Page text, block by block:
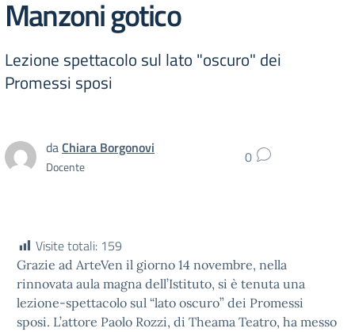
Manzoni gotico
Lezione spettacolo sul lato "oscuro" dei
Promessi sposi
daChiara Borgonovi
Docente 0
Visite totali: 159
Grazie ad ArteVen il giorno 14 novembre, nella
rinnovata aula magna dell’Istituto, si è tenuta una
lezione-spettacolo sul “lato oscuro” dei Promessi
sposi. L’attore Paolo Rozzi, di Theama Teatro, ha messo